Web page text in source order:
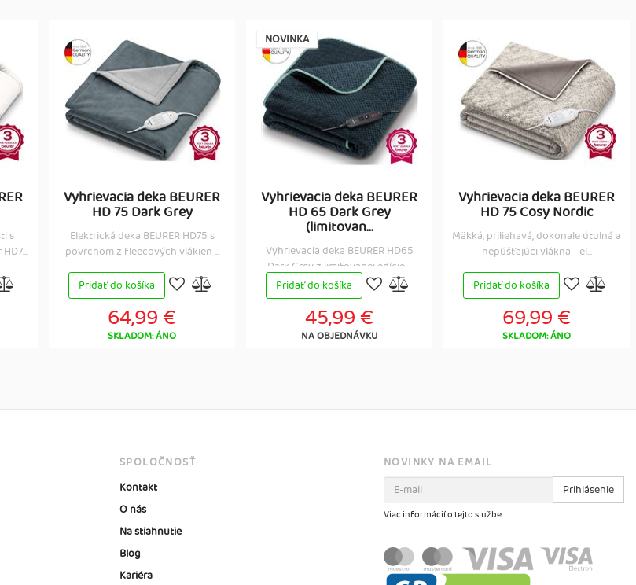
s
Vyhrievacia deka BEURER
HD 75 Dark Grey
Elektrická deka BEURER HD75 s
povrchom z fleecových vlákien ...
Pridať do košíka
64,99 €
SKLADOM: ÁNO
NOVINKA
Vyhrievacia deka BEURER
HD 65 Dark Grey
(limitovan...
Vyhrievacia deka BEURER HD65
Dark Grey z limitovanej edície ...
Pridať do košíka
45,99 €
NA OBJEDNÁVKU
Vyhrievacia deka BEURER
HD 75 Cosy Nordic
Mäkká, priliehavá, dokonale útulná a
nepúšťajúci vlákna - el...
Pridať do košíka
69,99 €
SKLADOM: ÁNO
SPOLOČNOSŤ
Kontakt
O nás
Na stiahnutie
Blog
Kariéra
NOVINKY NA EMAIL
Prihlásenie
Viac informácií o tejto službe